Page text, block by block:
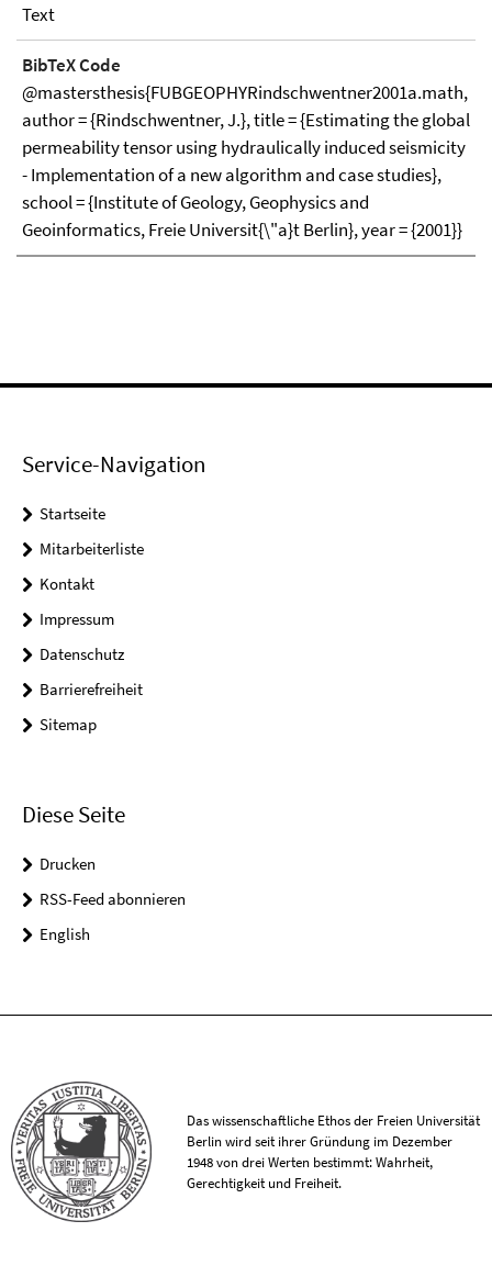
Text
BibTeX Code
@mastersthesis{FUBGEOPHYRindschwentner2001a.math,
author = {Rindschwentner, J.}, title = {Estimating the global
permeability tensor using hydraulically induced seismicity
- Implementation of a new algorithm and case studies},
school = {Institute of Geology, Geophysics and
Geoinformatics, Freie Universit{\"a}t Berlin}, year = {2001}}
Service-Navigation
Startseite
Mitarbeiterliste
Kontakt
Impressum
Datenschutz
Barrierefreiheit
Sitemap
Diese Seite
Drucken
RSS-Feed abonnieren
English
Das wissenschaftliche Ethos der Freien Universität
Berlin wird seit ihrer Gründung im Dezember
1948 von drei Werten bestimmt: Wahrheit,
Gerechtigkeit und Freiheit.